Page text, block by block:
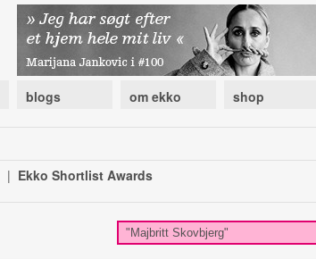
blogs om ekko shop
| Ekko Shortlist Awards